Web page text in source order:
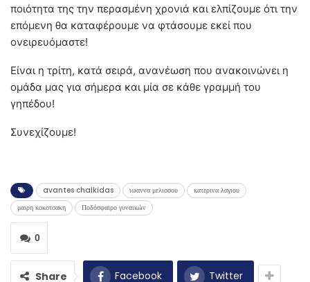
ποιότητα της την περασμένη χρονιά και ελπίζουμε ότι την
επόμενη θα καταφέρουμε να φτάσουμε εκεί που
ονειρευόμαστε!
Είναι η τρίτη, κατά σειρά, ανανέωση που ανακοινώνει η
ομάδα μας για σήμερα και μία σε κάθε γραμμή του
γηπέδου!
Συνεχίζουμε!
avantes chalkidas ιωαννα μελισσου
κατερινα λαγιου
μαιρη κοκοτσακη
Ποδόσφαιρο γυναικών
0
Share Facebook Twitter